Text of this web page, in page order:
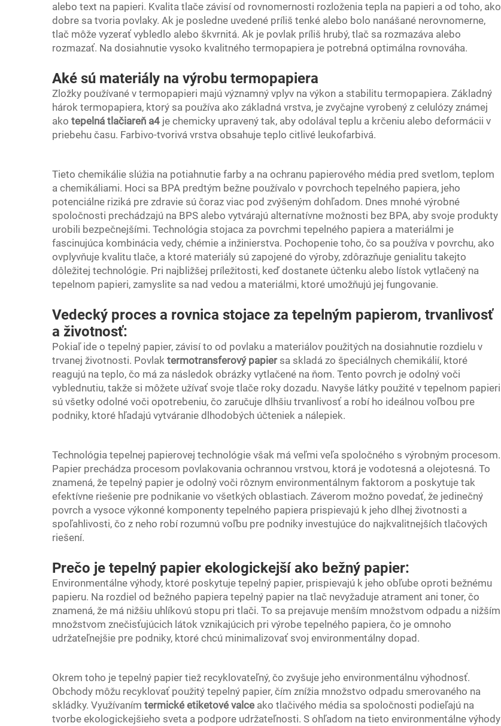
alebo text na papieri. Kvalita tlače závisí od rovnomernosti rozloženia tepla na papieri a od toho, ako
dobre sa tvoria povlaky. Ak je posledne uvedené príliš tenké alebo bolo nanášané nerovnomerne,
tlač môže vyzerať vybledlo alebo škvrnitá. Ak je povlak príliš hrubý, tlač sa rozmazáva alebo
rozmazať. Na dosiahnutie vysoko kvalitného termopapiera je potrebná optimálna rovnováha.
Aké sú materiály na výrobu termopapiera
Zložky používané v termopapieri majú významný vplyv na výkon a stabilitu termopapiera. Základný
hárok termopapiera, ktorý sa používa ako základná vrstva, je zvyčajne vyrobený z celulózy známej
ako tepelná tlačiareň a4 je chemicky upravený tak, aby odolával teplu a krčeniu alebo deformácii v
priebehu času. Farbivo-tvorivá vrstva obsahuje teplo citlivé leukofarbivá.
Tieto chemikálie slúžia na potiahnutie farby a na ochranu papierového média pred svetlom, teplom
a chemikáliami. Hoci sa BPA predtým bežne používalo v povrchoch tepelného papiera, jeho
potenciálne riziká pre zdravie sú čoraz viac pod zvýšeným dohľadom. Dnes mnohé výrobné
spoločnosti prechádzajú na BPS alebo vytvárajú alternatívne možnosti bez BPA, aby svoje produkty
urobili bezpečnejšími. Technológia stojaca za povrchmi tepelného papiera a materiálmi je
fascinujúca kombinácia vedy, chémie a inžinierstva. Pochopenie toho, čo sa používa v povrchu, ako
ovplyvňuje kvalitu tlače, a ktoré materiály sú zapojené do výroby, zdôrazňuje genialitu takejto
dôležitej technológie. Pri najbližšej príležitosti, keď dostanete účtenku alebo lístok vytlačený na
tepelnom papieri, zamyslite sa nad vedou a materiálmi, ktoré umožňujú jej fungovanie.
Vedecký proces a rovnica stojace za tepelným papierom, trvanlivosť
a životnosť:
Pokiaľ ide o tepelný papier, závisí to od povlaku a materiálov použitých na dosiahnutie rozdielu v
trvanej životnosti. Povlak termotransferový papier sa skladá zo špeciálnych chemikálií, ktoré
reagujú na teplo, čo má za následok obrázky vytlačené na ňom. Tento povrch je odolný voči
vyblednutiu, takže si môžete užívať svoje tlače roky dozadu. Navyše látky použité v tepelnom papieri
sú všetky odolné voči opotrebeniu, čo zaručuje dlhšiu trvanlivosť a robí ho ideálnou voľbou pre
podniky, ktoré hľadajú vytváranie dlhodobých účteniek a nálepiek.
Technológia tepelnej papierovej technológie však má veľmi veľa spoločného s výrobným procesom.
Papier prechádza procesom povlakovania ochrannou vrstvou, ktorá je vodotesná a olejotesná. To
znamená, že tepelný papier je odolný voči rôznym environmentálnym faktorom a poskytuje tak
efektívne riešenie pre podnikanie vo všetkých oblastiach. Záverom možno povedať, že jedinečný
povrch a vysoce výkonné komponenty tepelného papiera prispievajú k jeho dlhej životnosti a
spoľahlivosti, čo z neho robí rozumnú voľbu pre podniky investujúce do najkvalitnejších tlačových
riešení.
Prečo je tepelný papier ekologickejší ako bežný papier:
Environmentálne výhody, ktoré poskytuje tepelný papier, prispievajú k jeho obľube oproti bežnému
papieru. Na rozdiel od bežného papiera tepelný papier na tlač nevyžaduje atrament ani toner, čo
znamená, že má nižšiu uhlíkovú stopu pri tlači. To sa prejavuje menším množstvom odpadu a nižším
množstvom znečisťujúcich látok vznikajúcich pri výrobe tepelného papiera, čo je omnoho
udržateľnejšie pre podniky, ktoré chcú minimalizovať svoj environmentálny dopad.
Okrem toho je tepelný papier tiež recyklovateľný, čo zvyšuje jeho environmentálnu výhodnosť.
Obchody môžu recyklovať použitý tepelný papier, čím znížia množstvo odpadu smerovaného na
skládky. Využívaním termické etiketové valce ako tlačivého média sa spoločnosti podieľajú na
tvorbe ekologickejšieho sveta a podpore udržateľnosti. S ohľadom na tieto environmentálne výhody